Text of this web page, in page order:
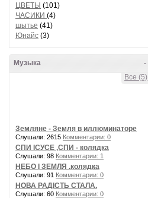
ЦВЕТЫ (101)
ЧАСИКИ (4)
шытье (41)
Юнайс (3)
-
Музыка
Все (5)
Земляне - Земля в иллюминаторе
Слушали: 2615 Комментарии: 0
СПИ ІСУСЕ ,СПИ - колядка
Слушали: 98 Комментарии: 1
НЕБО І ЗЕМЛЯ .колядка
Слушали: 91 Комментарии: 0
НОВА РАДІСТЬ СТАЛА.
Слушали: 60 Комментарии: 0